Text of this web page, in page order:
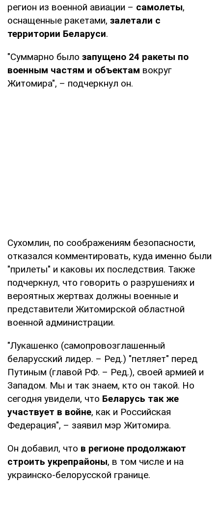
регион из военной авиации – самолеты,
оснащенные ракетами, залетали с
территории Беларуси.
"Суммарно было запущено 24 ракеты по
военным частям и объектам вокруг
Житомира", – подчеркнул он.
Сухомлин, по соображениям безопасности,
отказался комментировать, куда именно были
"прилеты" и каковы их последствия. Также
подчеркнул, что говорить о разрушениях и
вероятных жертвах должны военные и
представители Житомирской областной
военной администрации.
"Лукашенко (самопровозглашенный
беларусский лидер. – Ред.) "петляет" перед
Путиным (главой РФ. – Ред.), своей армией и
Западом. Мы и так знаем, кто он такой. Но
сегодня увидели, что Беларусь так же
участвует в войне, как и Российская
Федерация", – заявил мэр Житомира.
Он добавил, что в регионе продолжают
строить укрепрайоны, в том числе и на
украинско-белорусской границе.